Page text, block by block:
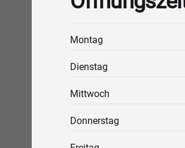
Montag
Dienstag
Mittwoch
Donnerstag